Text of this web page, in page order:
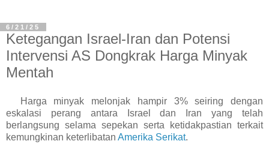
6/21/25
Ketegangan Israel-Iran dan Potensi
Intervensi AS Dongkrak Harga Minyak
Mentah
Harga minyak melonjak hampir 3% seiring dengan
eskalasi perang antara Israel dan Iran yang telah
berlangsung selama sepekan serta ketidakpastian terkait
kemungkinan keterlibatan Amerika Serikat.